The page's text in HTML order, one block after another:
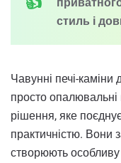
стиль і
Чавунні печі-
просто опалювальні
рішення, яке
практичністю. Вони
створюють